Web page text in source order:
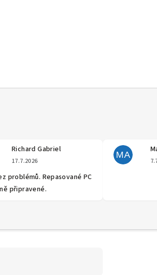
hvězdiček.
Richard Gabriel
Hodnocení obchodu je 5 z 5
17.7.2026
problémů. Repasované PC
připravené.
MA